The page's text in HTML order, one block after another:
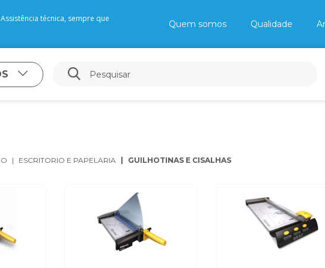
técnica, sempre que
Quem somos Qualidade
ESCRITORIO E PAPELARIA GUILHOTINAS E CISALHAS